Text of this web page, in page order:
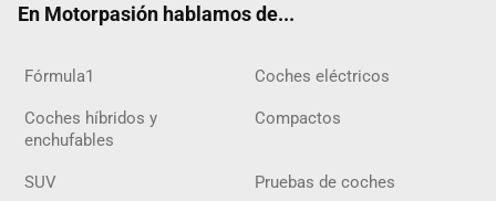
En Motorpasión hablamos de...
Fórmula1 Coches eléctricos
Coches híbridos y
enchufables
Compactos
SUV Pruebas de coches